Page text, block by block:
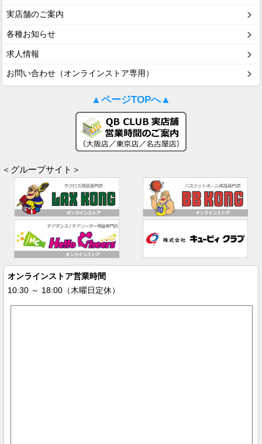
実店舗のご案内
各種お知らせ
求人情報
お問い合わせ（オンラインストア専用）
▲ページTOPへ▲
＜グループサイト＞
オンラインストア営業時間
10:30 ～ 18:00（木曜日定休）